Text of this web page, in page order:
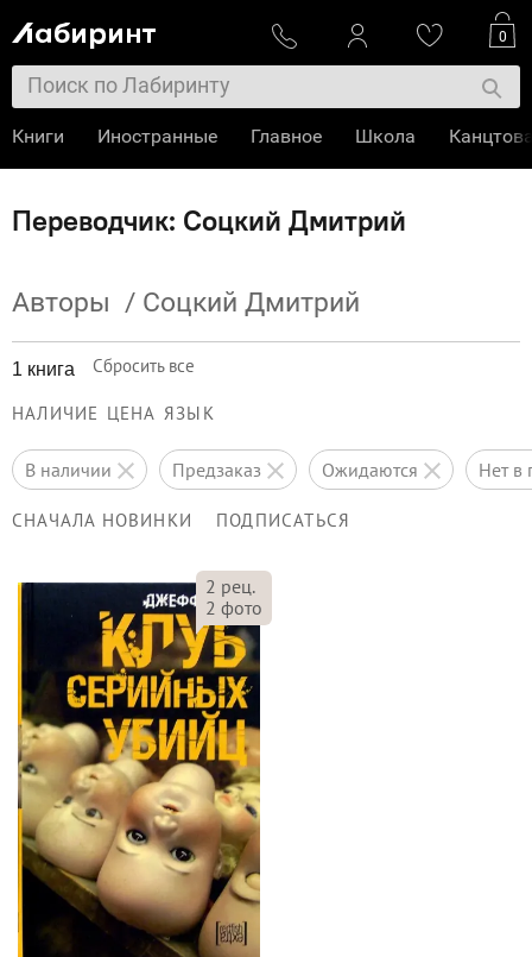
Переводчик: Соцкий Дмитрий
Авторы / Соцкий Дмитрий
1 книга Сбросить все
НАЛИЧИЕ ЦЕНА ЯЗЫК
в наличии предзаказ ожидаются нет
СНАЧАЛА НОВИНКИ ПОДПИСАТЬСЯ
2 рец.
2 фото
0
Книги Иностранные Главное Школа